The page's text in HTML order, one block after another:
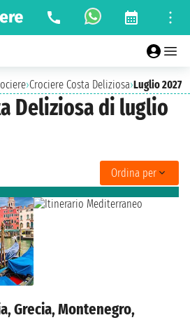
›Crociere Costa Deliziosa›Luglio 2027
Deliziosa di luglio
Ordina per
Grecia, Montenegro,